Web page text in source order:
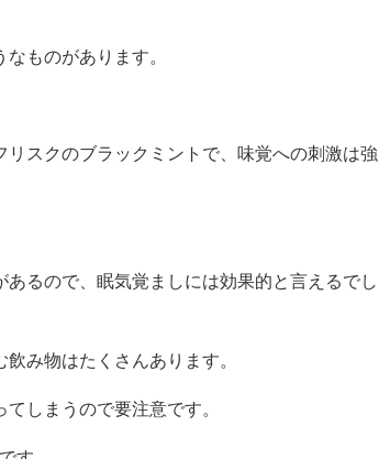
ものがあります。
スクのブラックミントで、味覚への刺激は強
るので、眠気覚ましには効果的と言えるでし
み物はたくさんあります。
しまうので要注意です。